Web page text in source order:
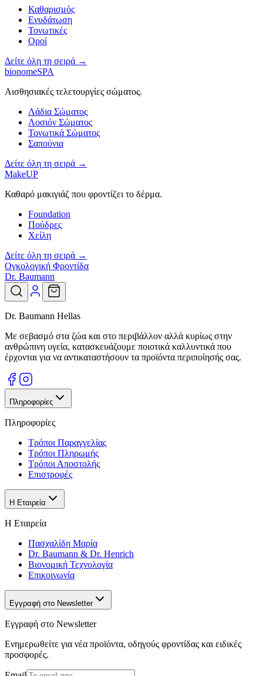
Καθαρισμός
Ενυδάτωση
Τονωτικές
Οροί
Δείτε όλη τη σειρά →
bionomeSPA
Αισθησιακές τελετουργίες σώματος.
Λάδια Σώματος
Λοσιόν Σώματος
Τονωτικά Σώματος
Σαπούνια
Δείτε όλη τη σειρά →
MakeUP
Καθαρό μακιγιάζ που φροντίζει το δέρμα.
Foundation
Πούδρες
Χείλη
Δείτε όλη τη σειρά →
Ογκολογική Φροντίδα
Dr. Baumann
Dr. Baumann Hellas
Με σεβασμό στα ζώα και στο περιβάλλον αλλά κυρίως στην
ανθρώπινη υγεία, κατασκευάζουμε ποιοτικά καλλυντικά που
έρχονται για να αντικαταστήσουν τα προϊόντα περιποίησής σας.
Πληροφορίες
Πληροφορίες
Τρόποι Παραγγελίας
Τρόποι Πληρωμής
Τρόποι Αποστολής
Επιστροφές
Η Εταιρεία
Η Εταιρεία
Πασχαλίδη Μαρία
Dr. Baumann & Dr. Henrich
Βιονομική Τεχνολογία
Επικοινωνία
Εγγραφή στο Newsletter
Εγγραφή στο Newsletter
Ενημερωθείτε για νέα προϊόντα, οδηγούς φροντίδας και ειδικές
προσφορές.